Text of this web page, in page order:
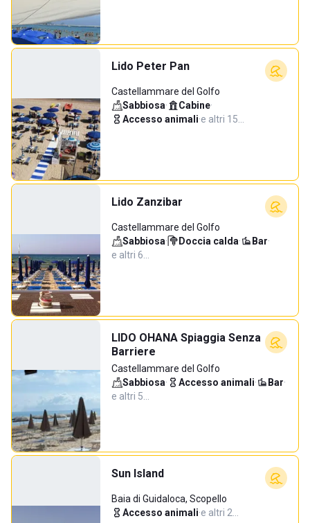
Lido Peter Pan
Castellammare del Golfo
Sabbiosa· Cabine·
Accesso animali·e altri 15…
Lido Zanzibar
Castellammare del Golfo
Sabbiosa· Doccia calda· Bar·
e altri 6…
LIDO OHANA Spiaggia Senza
Barriere
Castellammare del Golfo
Sabbiosa· Accesso animali· Bar·
e altri 5…
Sun Island
Baia di Guidaloca, Scopello
Accesso animali·e altri 2…